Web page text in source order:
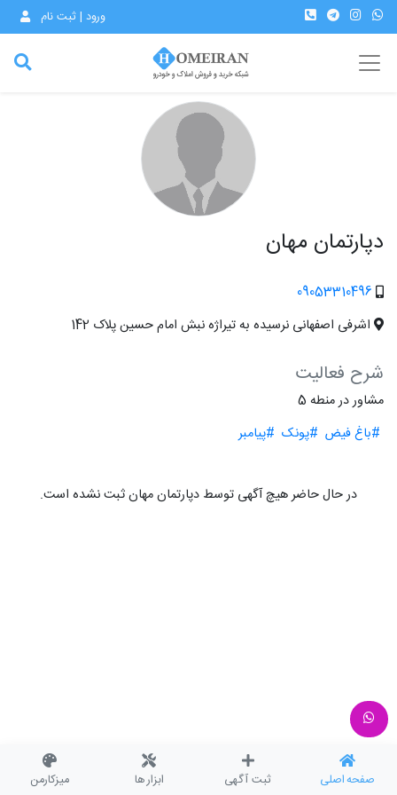
ورود | ثبت نام
دپارتمان مهان
09053310496
اشرفی اصفهانی نرسیده به تیراژه نبش امام حسین پلاک 142
شرح فعالیت
مشاور در منطه 5
#باغ فیض #پونک #پیامبر
در حال حاضر هیچ آگهی توسط دپارتمان مهان ثبت نشده است.
صفحه اصلی ثبت آگهی ابزار ها میزکارمن